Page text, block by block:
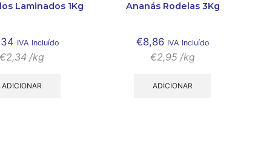
Laminados 1Kg
IVA Incluído
€2,34 /kg
ADICIONAR
Ananás Rodelas 3Kg
€8,86 IVA Incluído
€2,95 /kg
ADICIONAR